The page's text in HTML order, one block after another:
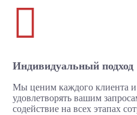

Индивидуальный подход
Мы ценим каждого клиента и
удовлетворять вашим
содействие на всех этапах